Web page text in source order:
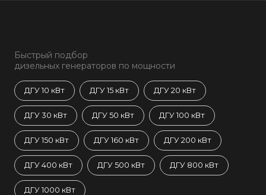
Быстрый подбор
дизельных генераторов по мощности
ДГУ 10 кВт ДГУ 15 кВт ДГУ 20 кВт
ДГУ 30 кВт ДГУ 50 кВт ДГУ 100 кВт
ДГУ 150 кВт ДГУ 160 кВт ДГУ 200 кВт
ДГУ 400 кВт ДГУ 500 кВт ДГУ 800 кВт
ДГУ 1000 кВт